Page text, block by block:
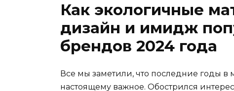
Как экологичные
дизайн и имидж
брендов 2024 года
Все мы заметили, что последние годы в
настоящему важное. Обострился